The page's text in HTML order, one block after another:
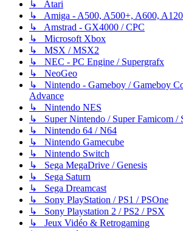
↳ Atari
↳ Amiga - A500, A500+, A600,
↳ Amstrad - GX4000 / CPC
↳ Microsoft Xbox
↳ MSX / MSX2
↳ NEC - PC Engine / Supergrafx
↳ NeoGeo
↳ Nintendo - Gameboy / Gameboy
Advance
↳ Nintendo NES
↳ Super Nintendo / Super Famicom /
↳ Nintendo 64 / N64
↳ Nintendo Gamecube
↳ Nintendo Switch
↳ Sega MegaDrive / Genesis
↳ Sega Saturn
↳ Sega Dreamcast
↳ Sony PlayStation / PS1 / PSOne
↳ Sony Playstation 2 / PS2 / PSX
↳ Jeux Vidéo & Retrogaming